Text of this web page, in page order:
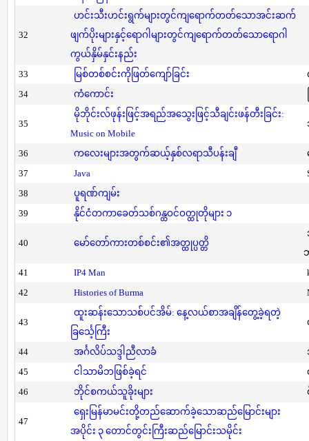
32
ဟင်းသီးဟင်းရွက်များတွင်ကျရောက်တတ်သောအင်းဆက်
ဖျက်ပိုးများနှင့်ရောဂါများတွင်ကျရောက်တတ်သောရောဂါ
ကွယ်နှိမ်နှင်းနည်း
33
မြစ်တစ်စင်းကိုဖြတ်ကျော်ခြင်း
34
ကံကောင်း
35
မိုဘိုင်းလ်ဖုန်းဖြင့်အရည်အသွေးဖြင့်သီချင်းဖန်တီးခြင်း:
Music on Mobile
36 ကလေးများအတွက်ဆယ့်နှစ်လရာသီပန်းချီ
37
Java
38
ပူရဏ်ကျမ်း
39
နိုင်ငံတကာခေတ်သစ်ဂန္ထဝင်ဝတ္ထုတိုများ ၁
40 မော်တော်ကားတစ်စင်း၏အတ္ထုပ္ပတ္တိ
41
IP4 Man
42
Histories of Burma
43
ထူးဆန်းသောသစ်ပင်အိမ်: နေ့လယ်စာအချိန်တွေ့ခဲ့ရတဲ့
ခြင်္သေ့ကြီး
44 အင်္ဂလိပ်သဒ္ဒါညီလာခံ
45
ငါသာမိဘဖြစ်ခဲ့ရင်
46
ဘိုင်စကယ်သူခိုးများ
47
ရှေးမြန်မာမင်းတို့တည်ဆောက်ခဲ့သောဆည်မြောင်းများ
အပိုင်း ၃ တောင်တွင်းကြီးဆည်မြောင်းသမိုင်း